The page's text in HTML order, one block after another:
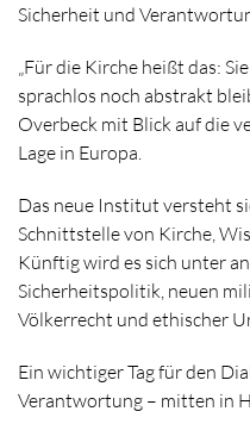
Sicherheit und
„Für die Kirche heißt das:
sprachlos noch abstrakt
Overbeck mit Blick auf die
Lage in Europa.
Das neue Institut versteht
Schnittstelle von Kirche,
Künftig wird es sich unter
Sicherheitspolitik, neuen
Völkerrecht und ethischer
Ein wichtiger Tag für den
Verantwortung – mitten in